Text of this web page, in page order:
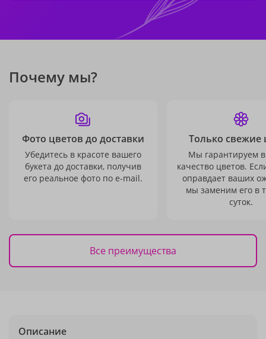
Почему мы?
Фото цветов до доставки
Убедитесь в красоте вашего
букета до доставки, получив
его реальное фото по e-mail.
Только свежие
Мы гарантируем
качество цветов.
оправдает ваших
мы заменим его в
суток.
Все преимущества
Описание